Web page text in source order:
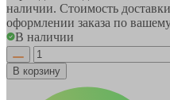
наличии. Стоимость
оформлении заказа по
В наличии
В корзину